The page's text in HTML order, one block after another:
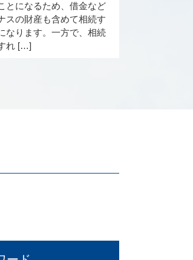
とになるため、借金など
スの財産も含めて相続す
なります。一方で、相続
れ […]